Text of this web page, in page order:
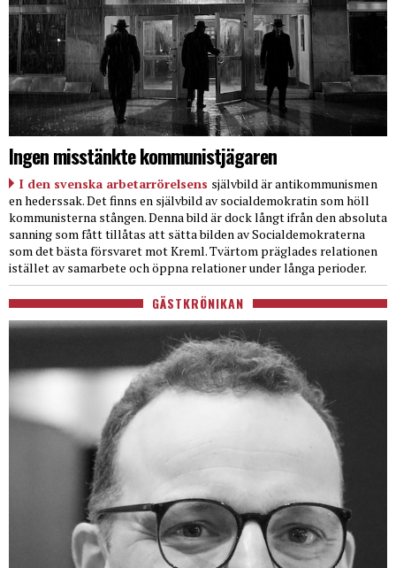
Ingen misstänkte kommunistjägaren
I den svenska arbetarrörelsens självbild är antikommunismen
en hederssak. Det finns en självbild av socialdemokratin som höll
kommunisterna stången. Denna bild är dock långt ifrån den absoluta
sanning som fått tillåtas att sätta bilden av Socialdemokraterna
som det bästa försvaret mot Kreml. Tvärtom präglades relationen
istället av samarbete och öppna relationer under långa perioder.
GÄSTKRÖNIKAN